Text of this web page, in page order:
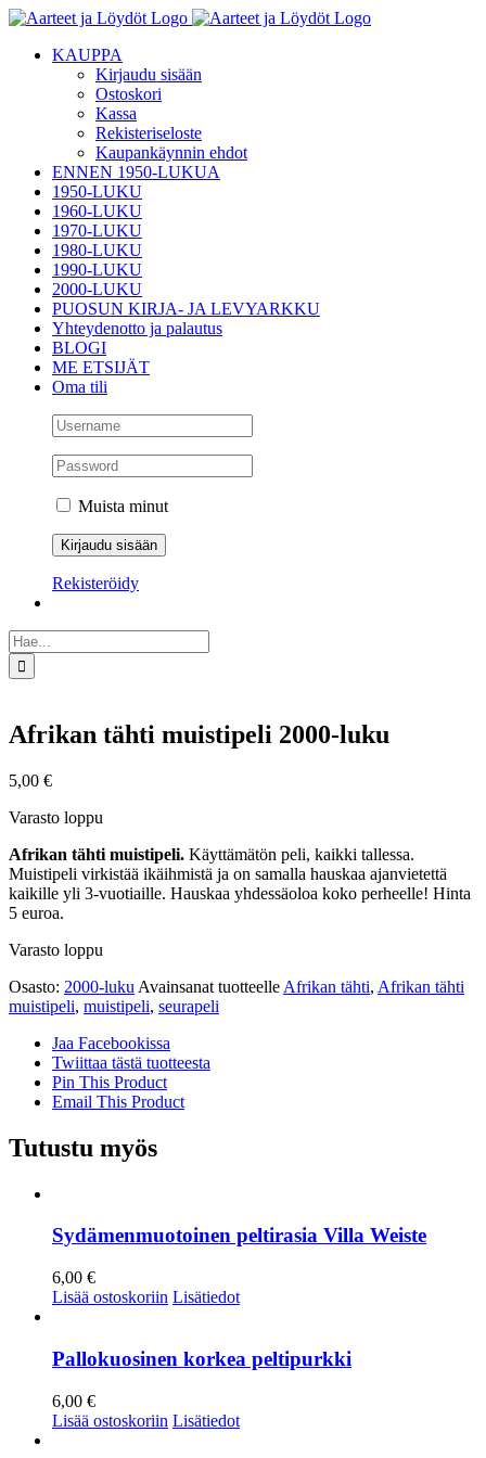
Skip
contentKAUPPA
Kirjaudu sisään
Ostoskori
Kassa
Rekisteriseloste
Kaupankäynnin ehdot
ENNEN 1950-LUKUA
1950-LUKU
1960-LUKU
1970-LUKU
1980-LUKU
1990-LUKU
2000-LUKU
PUOSUN KIRJA- JA LEVYARKKU
Yhteydenotto ja palautus
BLOGI
ME ETSIJÄT
Oma tili
Muista minut
Rekisteröidy
Etsi
...
Afrikan tähti muistipeli 2000-luku
5,00 €
Varasto loppu
Afrikan tähti muistipeli. Käyttämätön peli, kaikki tallessa.
Muistipeli virkistää ikäihmistä ja on samalla hauskaa ajanvietettä
kaikille yli 3-vuotiaille. Hauskaa yhdessäoloa koko perheelle! Hinta
5 euroa.
Varasto loppu
Osasto: 2000-luku Avainsanat tuotteelle Afrikan tähti, Afrikan tähti
muistipeli, muistipeli, seurapeli
Jaa Facebookissa
Twiittaa tästä tuotteesta
Pin This Product
Email This Product
Tutustu myös
Sydämenmuotoinen peltirasia Villa Weiste
6,00 €
Lisää ostoskoriin Lisätiedot
Pallokuosinen korkea peltipurkki
6,00 €
Lisää ostoskoriin Lisätiedot